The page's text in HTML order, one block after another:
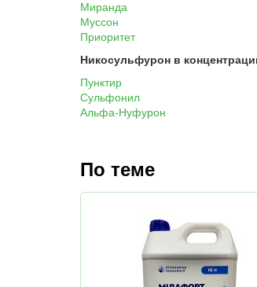
Миранда
Муссон
Приоритет
Никосульфурон в
Пунктир
Сульфонил
Альфа-Нуфурон
По теме